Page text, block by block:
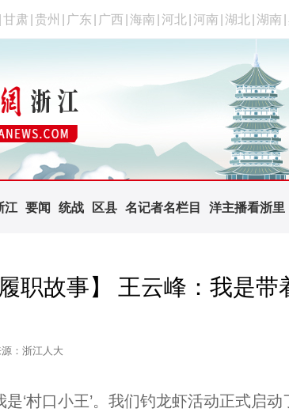
甘肃 贵州 广东 广西 海南 河北 河南 湖北 湖南
江 要闻 统战 区县 名记者名栏目 洋主播看浙里
履职故事】 王云峰：我是
：浙江人大
村口小王’。我们钓龙虾活动正式启动